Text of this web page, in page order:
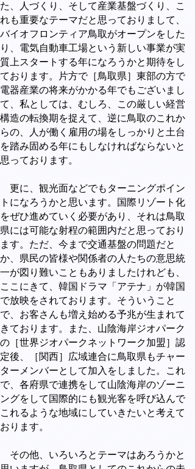
た、人づくり、そして産業基盤づくり、こ
れも重要なテーマだと思っておりまして、
バイオフロンティア鳥取がオープンをした
り、電気自動車工場という新しい事業が実
質上スタートする年になろうかと期待をし
ております。片方で［鳥取県］東部の方で
電器産業の将来がかかる年でもございまし
て、私としては、むしろ、この厳しい経営
構造の転換期を捉えて、逆に鳥取のこれか
らの、人が働く雇用の場をしっかりと土台
を踏み固める年にもしなければならないと
思っております。
更に、観光面などでもターニングポイン
トになろうかと思います。国際リゾート化
をぜひ進めていく必要があり、それは鳥取
県には可能な射程の範囲内だと思っており
ます。ただ、今まで交通基盤の問題だと
か、県民の皆様や関係者の人たちの意思統
一が図り難いこともありましたけれども、
ここにきて、韓国ドラマ「アテナ」が韓国
で放映をされております。そういうこと
で、お客さんも増え始める予兆が生まれて
きております。また、山陰海岸ジオパーク
の［世界ジオパークネットワーク加盟］認
定後、［関西］広域連合に鳥取県もチャー
ターメンバーとして加入をしました。これ
で、各府県で連携をして山陰海岸のゾーニ
ングをして国際的にも観光客を呼び込んで
これるような地域にしていきたいと考えて
おります。
その他、いろいろとテーマはあろうかと